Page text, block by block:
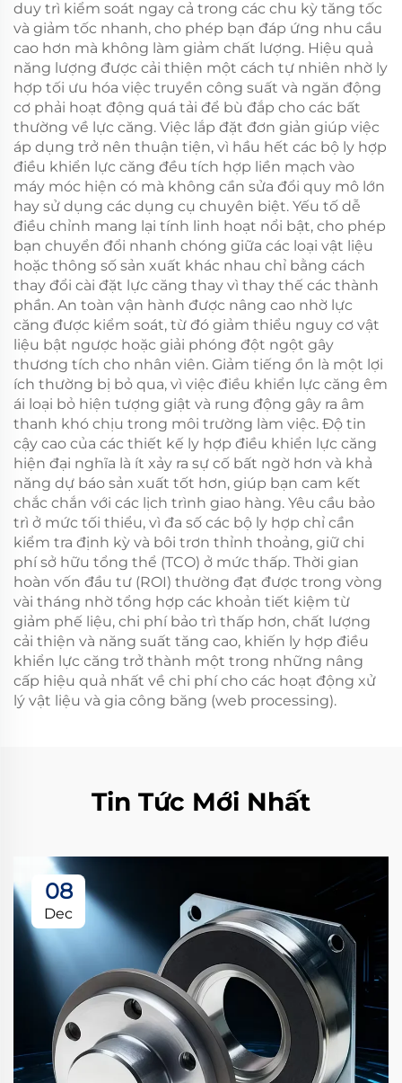
duy trì kiểm soát ngay cả trong các chu kỳ tăng tốc
và giảm tốc nhanh, cho phép bạn đáp ứng nhu cầu
cao hơn mà không làm giảm chất lượng. Hiệu quả
năng lượng được cải thiện một cách tự nhiên nhờ ly
hợp tối ưu hóa việc truyền công suất và ngăn động
cơ phải hoạt động quá tải để bù đắp cho các bất
thường về lực căng. Việc lắp đặt đơn giản giúp việc
áp dụng trở nên thuận tiện, vì hầu hết các bộ ly hợp
điều khiển lực căng đều tích hợp liền mạch vào
máy móc hiện có mà không cần sửa đổi quy mô lớn
hay sử dụng các dụng cụ chuyên biệt. Yếu tố dễ
điều chỉnh mang lại tính linh hoạt nổi bật, cho phép
bạn chuyển đổi nhanh chóng giữa các loại vật liệu
hoặc thông số sản xuất khác nhau chỉ bằng cách
thay đổi cài đặt lực căng thay vì thay thế các thành
phần. An toàn vận hành được nâng cao nhờ lực
căng được kiểm soát, từ đó giảm thiểu nguy cơ vật
liệu bật ngược hoặc giải phóng đột ngột gây
thương tích cho nhân viên. Giảm tiếng ồn là một lợi
ích thường bị bỏ qua, vì việc điều khiển lực căng êm
ái loại bỏ hiện tượng giật và rung động gây ra âm
thanh khó chịu trong môi trường làm việc. Độ tin
cậy cao của các thiết kế ly hợp điều khiển lực căng
hiện đại nghĩa là ít xảy ra sự cố bất ngờ hơn và khả
năng dự báo sản xuất tốt hơn, giúp bạn cam kết
chắc chắn với các lịch trình giao hàng. Yêu cầu bảo
trì ở mức tối thiểu, vì đa số các bộ ly hợp chỉ cần
kiểm tra định kỳ và bôi trơn thỉnh thoảng, giữ chi
phí sở hữu tổng thể (TCO) ở mức thấp. Thời gian
hoàn vốn đầu tư (ROI) thường đạt được trong vòng
vài tháng nhờ tổng hợp các khoản tiết kiệm từ
giảm phế liệu, chi phí bảo trì thấp hơn, chất lượng
cải thiện và năng suất tăng cao, khiến ly hợp điều
khiển lực căng trở thành một trong những nâng
cấp hiệu quả nhất về chi phí cho các hoạt động xử
lý vật liệu và gia công băng (web processing).
Tin Tức Mới Nhất
08
Dec